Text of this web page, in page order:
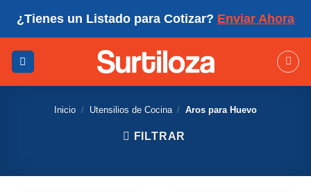
¿Tienes un Listado para Cotizar? Enviar Ahora
Inicio / Utensilios de Cocina / Aros para Huevo
FILTRAR